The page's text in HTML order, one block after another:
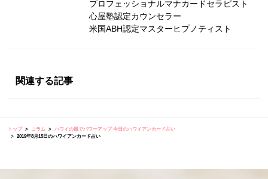
プロフェッショナルマナカードセラピスト
心屋塾認定カウンセラー
米国ABH認定マスターヒプノティスト
関連する記事
トップ コラム
ハワイの風でパワーアップ 今日のハワイアンカード占い
2019年8月15日のハワイアンカード占い